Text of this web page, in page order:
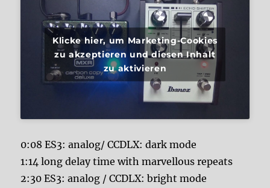
Klicke hier, um Marketing-Cookies
zu akzeptieren und diesen Inhalt
zu aktivieren
0:08 ES3: analog/ CCDLX: dark mode
1:14 long delay time with marvellous repeats
2:30 ES3: analog / CCDLX: bright mode